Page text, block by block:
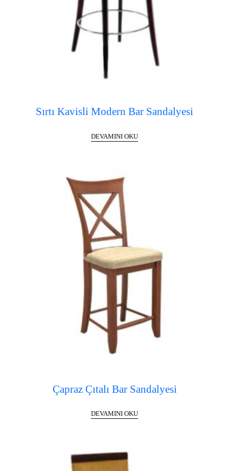
Sırtı Kavisli Modern Bar Sandalyesi
DEVAMINI OKU
Çapraz Çıtalı Bar Sandalyesi
DEVAMINI OKU